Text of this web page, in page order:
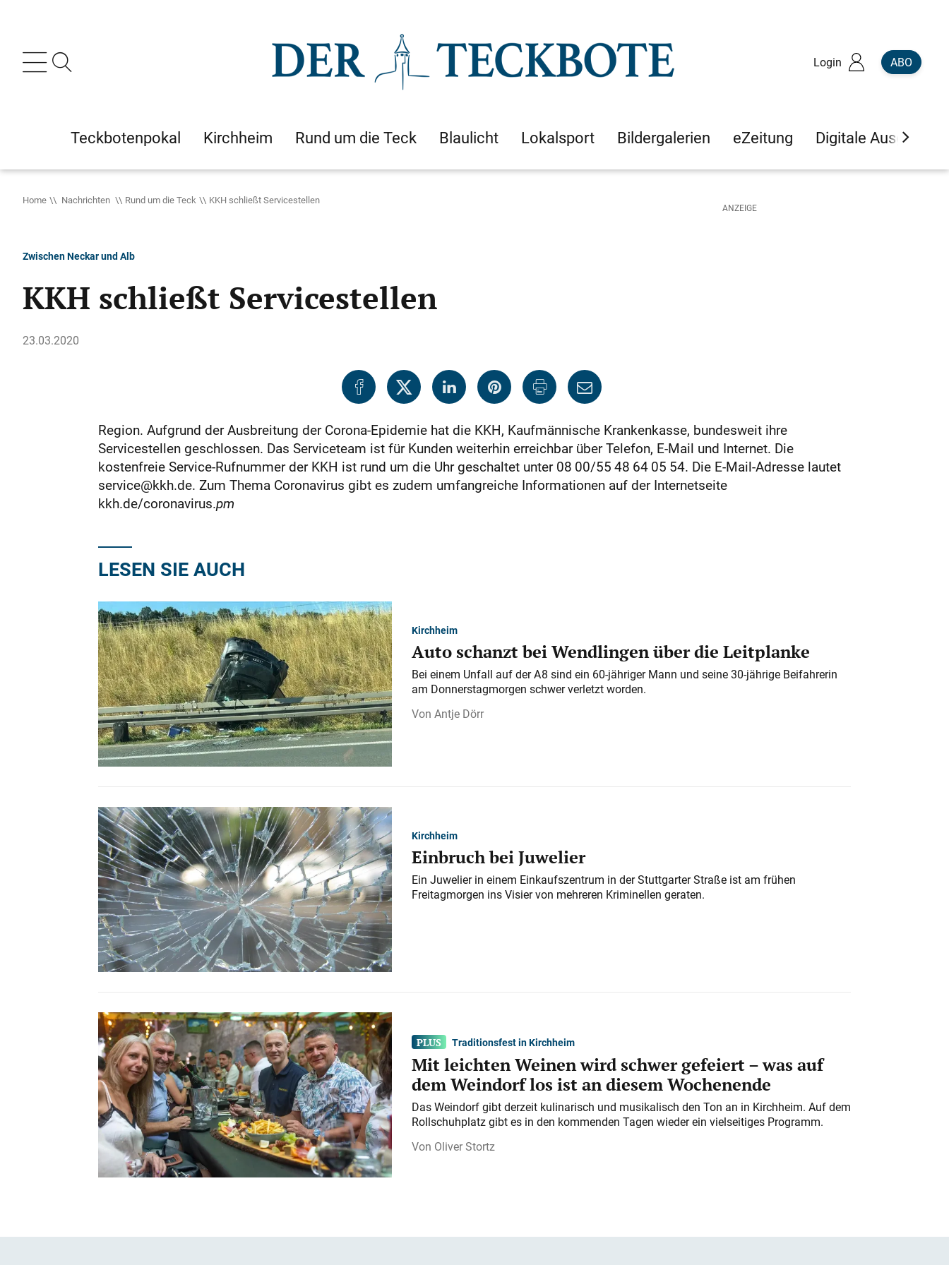
Login ABO
Teckbotenpokal Kirchheim Rund um die Teck Blaulicht Lokalsport Bildergalerien eZeitung Digitale Ausgaben
Home Nachrichten Rund um die Teck KKH schließt Servicestellen
Zwischen Neckar und Alb
KKH schließt Servicestellen
23.03.2020
Region. Aufgrund der Ausbreitung der Corona-Epidemie hat die KKH, Kaufmännische Krankenkasse, bundesweit ihre
Servicestellen geschlossen. Das Serviceteam ist für Kunden weiterhin erreichbar über Telefon, E-Mail und Internet. Die
kostenfreie Service-Rufnummer der KKH ist rund um die Uhr geschaltet unter 08 00/55 48 64 05 54. Die E-Mail-Adresse lautet
service@kkh.de. Zum Thema Coronavirus gibt es zudem umfangreiche Informationen auf der Internetseite
kkh.de/coronavirus.pm
LESEN SIE AUCH
Kirchheim
Auto schanzt bei Wendlingen über die Leitplanke
Bei einem Unfall auf der A 8 sind ein 60-jähriger Mann und seine 30-jährige Beifahrerin
am Donnerstagmorgen schwer verletzt worden.
Antje Dörr
Kirchheim
Einbruch bei Juwelier
Ein Juwelier in einem Einkaufszentrum in der Stuttgarter Straße ist am frühen
Freitagmorgen ins Visier von mehreren Kriminellen geraten.
Traditionsfest in Kirchheim
Mit leichten Weinen wird schwer gefeiert – was auf
dem Weindorf los ist an diesem Wochenende
Das Weindorf gibt derzeit kulinarisch und musikalisch den Ton an in Kirchheim. Auf dem
Rollschuhplatz gibt es in den kommenden Tagen wieder ein vielseitiges Programm.
Oliver Stortz